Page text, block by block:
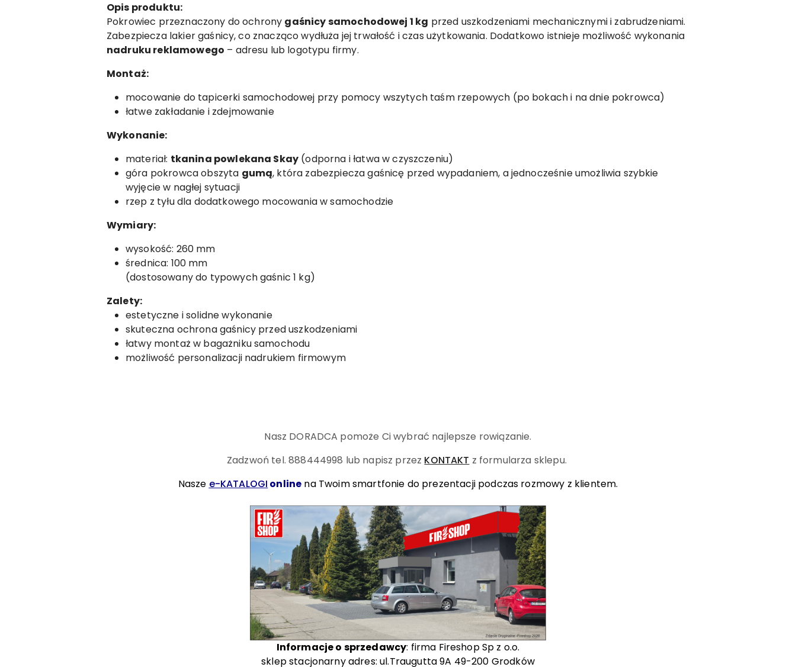
Opis produktu:
Pokrowiec przeznaczony do ochrony gaśnicy samochodowej 1 kg przed uszkodzeniami mechanicznymi i zabrudzeniami.
Zabezpiecza lakier gaśnicy, co znacząco wydłuża jej trwałość i czas użytkowania. Dodatkowo istnieje możliwość wykonania
nadruku reklamowego – adresu lub logotypu firmy.
Montaż:
mocowanie do tapicerki samochodowej przy pomocy wszytych taśm rzepowych (po bokach i na dnie pokrowca)
łatwe zakładanie i zdejmowanie
Wykonanie:
materiał: tkanina powlekana Skay (odporna i łatwa w czyszczeniu)
góra pokrowca obszyta gumą, która zabezpiecza gaśnicę przed wypadaniem, a jednocześnie umożliwia szybkie
wyjęcie w nagłej sytuacji
rzep z tyłu dla dodatkowego mocowania w samochodzie
Wymiary:
wysokość: 260 mm
średnica: 100 mm
(dostosowany do typowych gaśnic 1 kg)
Zalety:
estetyczne i solidne wykonanie
skuteczna ochrona gaśnicy przed uszkodzeniami
łatwy montaż w bagażniku samochodu
możliwość personalizacji nadrukiem firmowym
Nasz DORADCA pomoże Ci wybrać najlepsze rowiązanie.
Zadzwoń tel. 888444998 lub napisz przez KONTAKT z formularza sklepu.
Nasze e-KATALOGI online na Twoim smartfonie do prezentacji podczas rozmowy z klientem.
Informacje o sprzedawcy: firma Fireshop Sp z o.o.
sklep stacjonarny adres: ul.Traugutta 9A 49-200 Grodków